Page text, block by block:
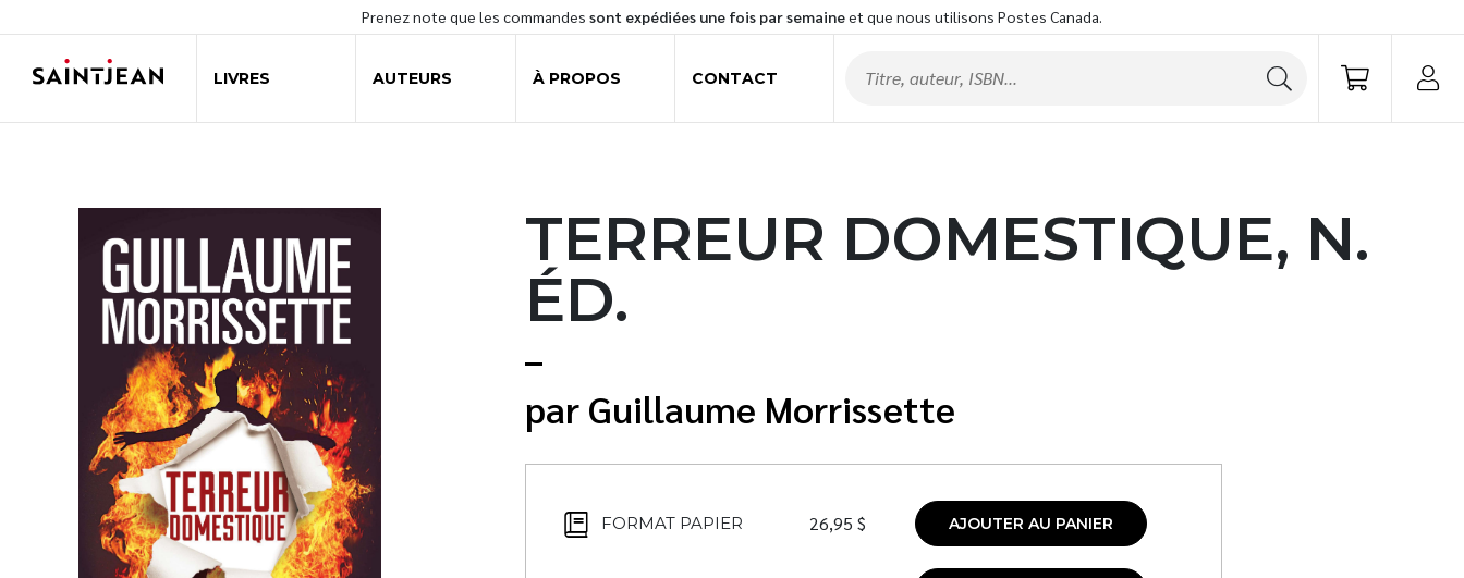
Prenez note que les commandes sont expédiées une fois par semaineet que nous utilisons Postes Canada.
LIVRES AUTEURS À PROPOS CONTACT
TERREUR DOMESTIQUE, N.
ÉD.
Guillaume Morrissette
FORMAT PAPIER 26,95 $ AJOUTER AU PANIER